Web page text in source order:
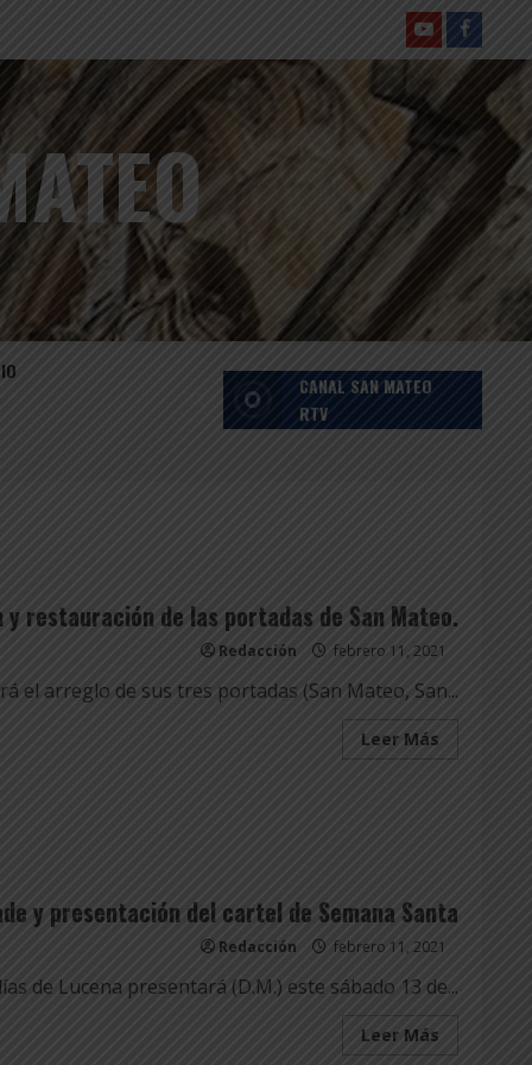
YOUTUBE
CANAL SAN MATEO
RTV
restauración de las portadas de San Mateo.
Redacción febrero 11, 2021
el arreglo de sus tres portadas (San Mateo, San...
Leer Más
más
de
las
portadas
San
y presentación del cartel de Semana Santa
Redacción febrero 11, 2021
Lucena presentará (D.M.) este sábado 13 de...
Leer Más
más